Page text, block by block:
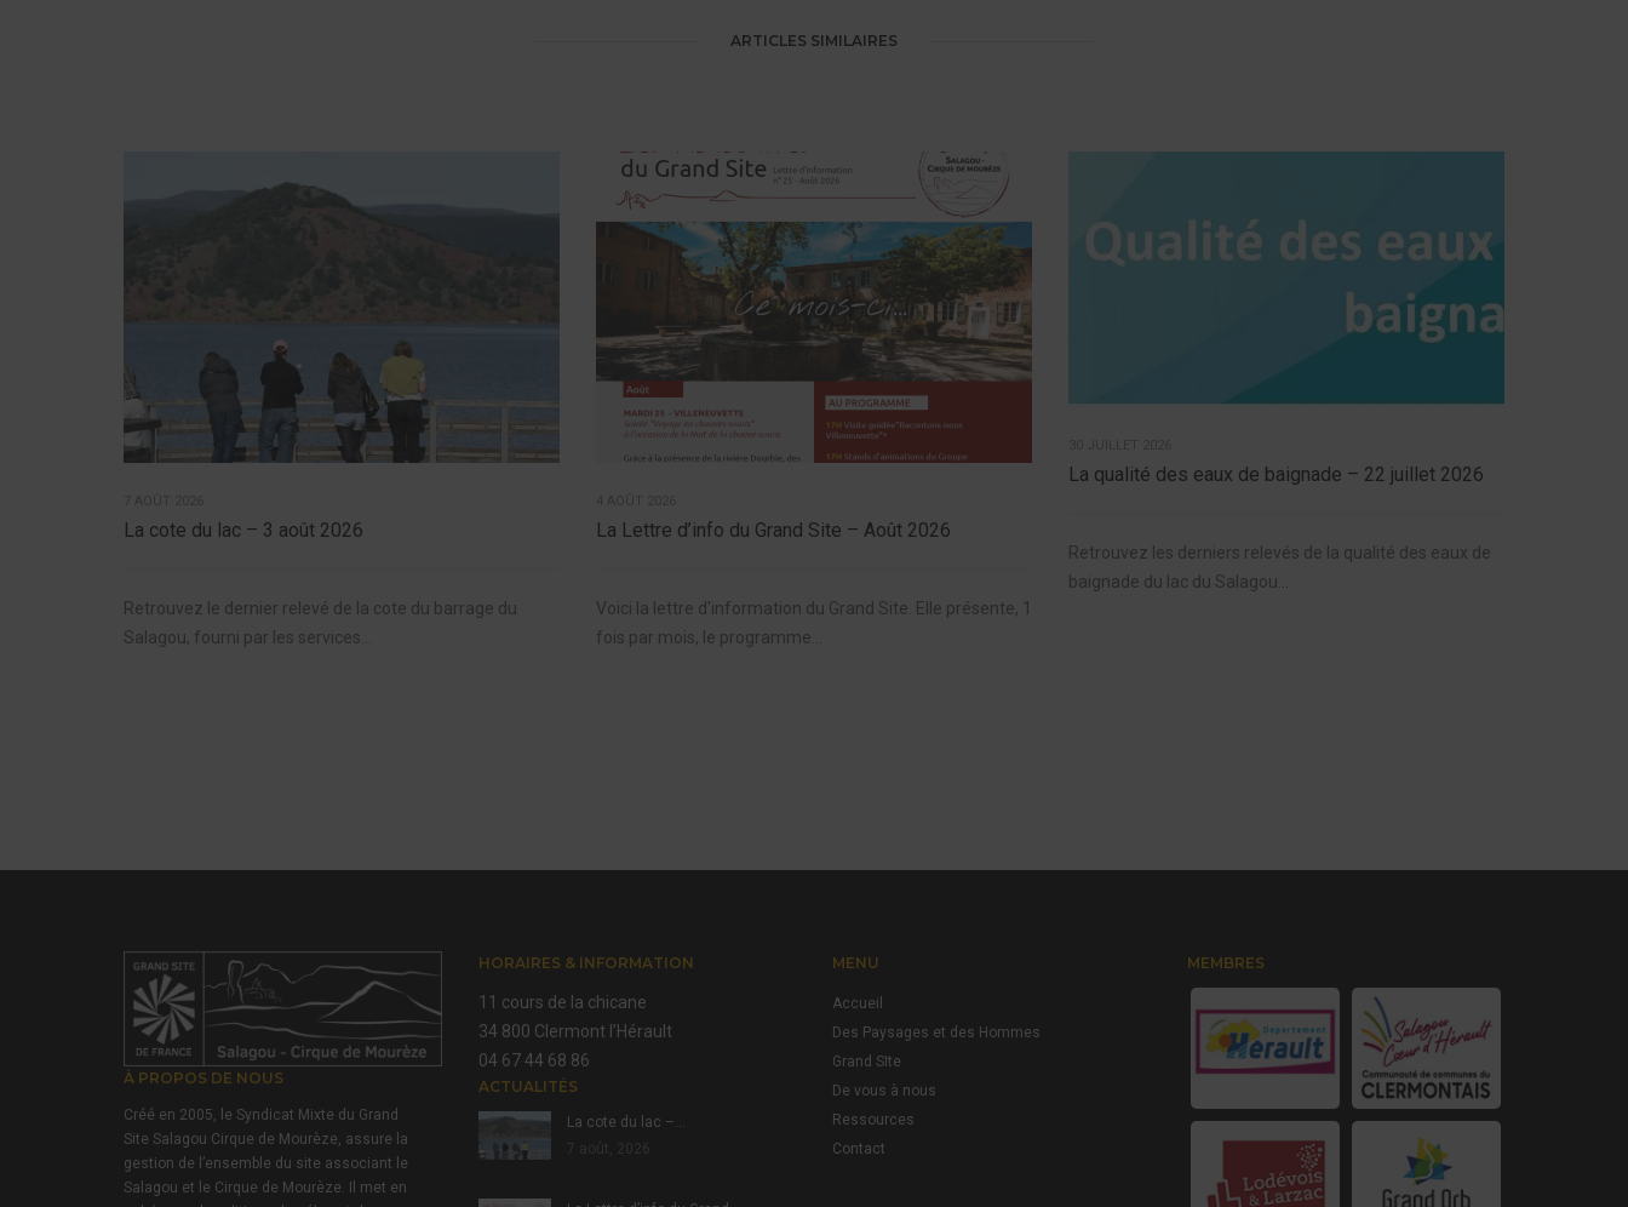
ARTICLES SIMILAIRES
La cote du lac – 3 août 2026
Retrouvez le dernier relevé de la cote du barrage du
Salagou, fourni par les services...
La Lettre d’info du Grand Site – Août 2026
Voici la lettre d'information du Grand Site. Elle présente, 1
fois par mois, le programme...
La qualité des eaux de baignade – 22 juillet 2026
Retrouvez les derniers relevés de la qualité des eaux de
baignade du lac du Salagou...
À PROPOS DE NOUS
Créé en 2005, le Syndicat Mixte du Grand
Site Salagou Cirque de Mourèze, assure la
gestion de l’ensemble du site associant le
Salagou et le Cirque de Mourèze. Il met en
HORAIRES & INFORMATION
11 cours de la chicane
34 800 Clermont l’Hérault
04 67 44 68 86
ACTUALITÉS
La cote du lac –…
MENU
Accueil
Des Paysages et des Hommes
Grand SIte
De vous à nous
Ressources
Contact
MEMBRES